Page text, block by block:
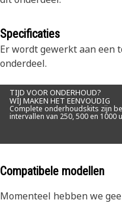
Specificaties
Er wordt gewerkt aan een
onderdeel.
TIJD VOOR ONDERHOUD?
WIJ MAKEN HET EENVOUDIG
Complete onderhoudskits zijn
intervallen van 250, 500 en 1000
Compatibele modellen
Momenteel hebben we